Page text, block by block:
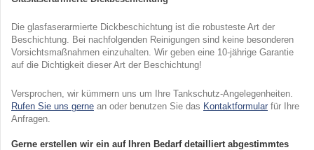
Die glasfaserarmierte Dickbeschichtung ist die robusteste Art der
Beschichtung. Bei nachfolgenden Reinigungen sind keine besonderen
Vorsichtsmaßnahmen einzuhalten. Wir geben eine 10-jährige Garantie
auf die Dichtigkeit dieser Art der Beschichtung!
Versprochen, wir kümmern uns um Ihre Tankschutz-Angelegenheiten.
Rufen Sie uns gerne an oder benutzen Sie das Kontaktformular für Ihre
Anfragen.
Gerne erstellen wir ein auf Ihren Bedarf detailliert abgestimmtes